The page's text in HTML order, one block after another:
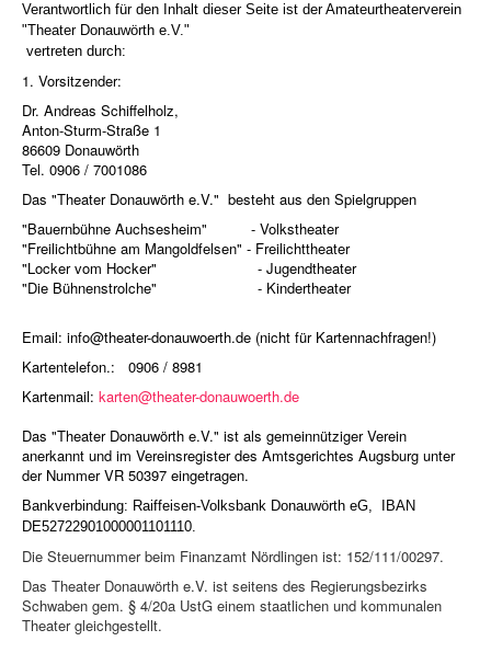
Freilichtbühne am Mangoldfelsen
Kinder- und Jugendtheater
Kontakt
Spenden
Verantwortlich für den Inhalt dieser Seite ist der Amateurtheaterverein
"Theater Donauwörth e.V."
vertreten durch:
1. Vorsitzender:
Dr. Andreas Schiffelholz,
Anton-Sturm-Straße 1
86609 Donauwörth
Tel. 0906 / 7001086
Das "Theater Donauwörth e.V." besteht aus den Spielgruppen
"Bauernbühne Auchsesheim" - Volkstheater
"Freilichtbühne am Mangoldfelsen" - Freilichttheater
"Locker vom Hocker" - Jugendtheater
"Die Bühnenstrolche" - Kindertheater
Email: info@theater-donauwoerth.de (nicht für Kartennachfragen!)
Kartentelefon.: 0906 / 8981
Kartenmail: karten@theater-donauwoerth.de
Das "Theater Donauwörth e.V." ist als gemeinnütziger Verein
anerkannt und im Vereinsregister des Amtsgerichtes Augsburg unter
der Nummer VR 50397 eingetragen.
Bankverbindung: Raiffeisen-Volksbank Donauwörth eG, IBAN
DE52722901000001101110.
Die Steuernummer beim Finanzamt Nördlingen ist: 152/111/00297.
Das Theater Donauwörth e.V. ist seitens des Regierungsbezirks
Schwaben gem. § 4/20a UstG einem staatlichen und kommunalen
Theater gleichgestellt.